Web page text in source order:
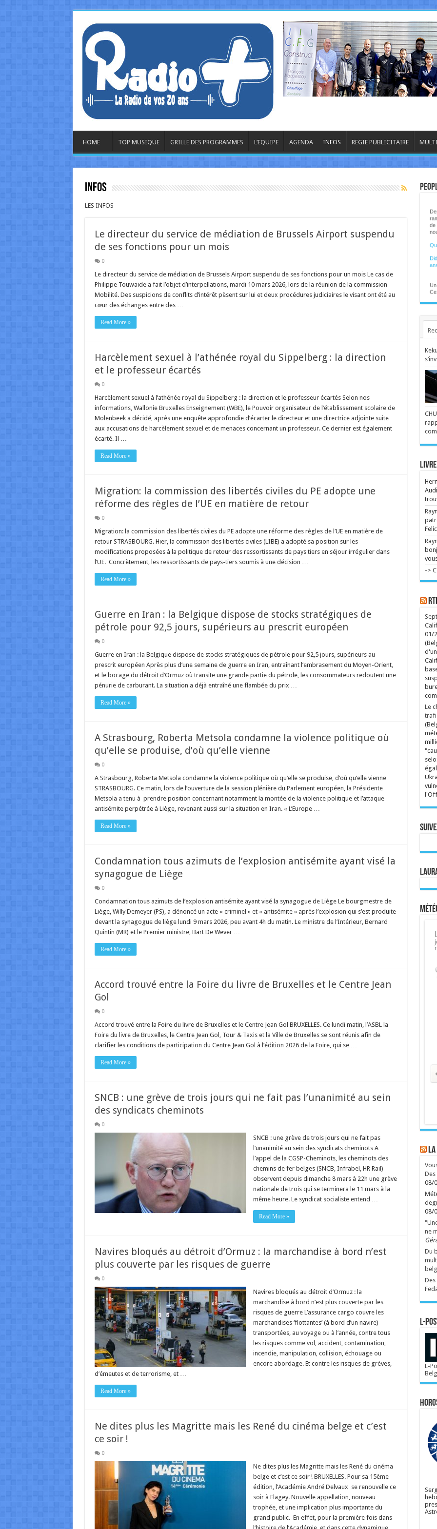
HOME TOP MUSIQUE GRILLE DES PROGRAMMES L’EQUIPE AGENDA INFOS REGIE PUBLICITAIRE
INFOS
LES INFOS
Le directeur du service de médiation de Brussels Airport suspendu
de ses fonctions pour un mois
0
Le directeur du service de médiation de Brussels Airport suspendu de ses fonctions pour un mois Le cas de
Philippe Touwaide a fait l’objet d’interpellations, mardi 10 mars 2026, lors de la réunion de la commission
Mobilité. Des suspicions de conflits d’intérêt pèsent sur lui et deux procédures judiciaires le visant ont été au
cœur des échanges entre des …
Read More »
Harcèlement sexuel à l’athénée royal du Sippelberg : la direction
et le professeur écartés
0
Harcèlement sexuel à l’athénée royal du Sippelberg : la direction et le professeur écartés Selon nos
informations, Wallonie Bruxelles Enseignement (WBE), le Pouvoir organisateur de l’établissement scolaire de
Molenbeek a décidé, après une enquête approfondie d’écarter le directeur et une directrice adjointe suite
aux accusations de harcèlement sexuel et de menaces concernant un professeur. Ce dernier est également
écarté. Il …
Read More »
Migration: la commission des libertés civiles du PE adopte une
réforme des règles de l’UE en matière de retour
0
Migration: la commission des libertés civiles du PE adopte une réforme des règles de l’UE en matière de
retour STRASBOURG. Hier, la commission des libertés civiles (LIBE) a adopté sa position sur les
modifications proposées à la politique de retour des ressortissants de pays tiers en séjour irrégulier dans
l’UE. Concrètement, les ressortissants de pays-tiers soumis à une décision …
Read More »
Guerre en Iran : la Belgique dispose de stocks stratégiques de
pétrole pour 92,5 jours, supérieurs au prescrit européen
0
Guerre en Iran : la Belgique dispose de stocks stratégiques de pétrole pour 92,5 jours, supérieurs au
prescrit européen Après plus d’une semaine de guerre en Iran, entraînant l’embrasement du Moyen-Orient,
et le bocage du détroit d’Ormuz où transite une grande partie du pétrole, les consommateurs redoutent une
pénurie de carburant. La situation a déjà entraîné une flambée du prix …
Read More »
A Strasbourg, Roberta Metsola condamne la violence politique où
qu’elle se produise, d’où qu’elle vienne
0
A Strasbourg, Roberta Metsola condamne la violence politique où qu’elle se produise, d’où qu’elle vienne
STRASBOURG. Ce matin, lors de l’ouverture de la session plénière du Parlement européen, la Présidente
Metsola a tenu à prendre position concernant notamment la montée de la violence politique et l’attaque
antisémite perpétrée à Liège, revenant aussi sur la situation en Iran. « L’Europe …
Read More »
Condamnation tous azimuts de l’explosion antisémite ayant visé la
synagogue de Liège
0
Condamnation tous azimuts de l’explosion antisémite ayant visé la synagogue de Liège Le bourgmestre de
Liège, Willy Demeyer (PS), a dénoncé un acte « criminel » et « antisémite » après l’explosion qui s’est produite
devant la synagogue de liège lundi 9 mars 2026, peu avant 4h du matin. Le ministre de l’Intérieur, Bernard
Quintin (MR) et le Premier ministre, Bart De Wever …
Read More »
Accord trouvé entre la Foire du livre de Bruxelles et le Centre Jean
Gol
0
Accord trouvé entre la Foire du livre de Bruxelles et le Centre Jean Gol BRUXELLES. Ce lundi matin, l’ASBL la
Foire du livre de Bruxelles, le Centre Jean Gol, Tour & Taxis et la Ville de Bruxelles se sont réunis afin de
clarifier les conditions de participation du Centre Jean Gol à l’édition 2026 de la Foire, qui se …
Read More »
SNCB : une grève de trois jours qui ne fait pas l’unanimité au sein
des syndicats cheminots
0
SNCB : une grève de trois jours qui ne fait pas
l’unanimité au sein des syndicats cheminots A
l’appel de la CGSP-Cheminots, les cheminots des
chemins de fer belges (SNCB, Infrabel, HR Rail)
observent depuis dimanche 8 mars à 22h une grève
nationale de trois qui se terminera le 11 mars à la
même heure. Le syndicat socialiste entend …
Read More »
Navires bloqués au détroit d’Ormuz : la marchandise à bord n’est
plus couverte par les risques de guerre
0
Navires bloqués au détroit d’Ormuz : la
marchandise à bord n’est plus couverte par les
risques de guerre L’assurance cargo couvre les
marchandises ‘flottantes’ (à bord d’un navire)
transportées, au voyage ou à l’année, contre tous
les risques comme vol, accident, contamination,
incendie, manipulation, collision, échouage ou
encore abordage. Et contre les risques de grèves,
d’émeutes et de terrorisme, et …
Read More »
Ne dites plus les Magritte mais les René du cinéma belge et c’est
ce soir !
0
Ne dites plus les Magritte mais les René du cinéma
belge et c’est ce soir ! BRUXELLES. Pour sa 15ème
édition, l’Académie André Delvaux se renouvelle ce
soir à Flagey. Nouvelle appellation, nouveau
trophée, et une implication plus importante du
grand public. En effet, pour la première fois dans
de
en
un
La
->
01/
Le
08/
08/
ne
Du
Des
L-
L-